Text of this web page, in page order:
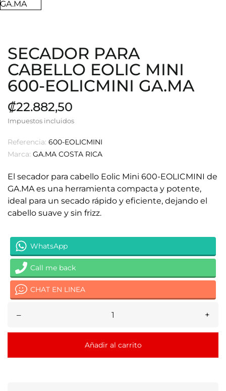
SECADOR PARA
CABELLO EOLIC MINI
600-EOLICMINI GA.MA
₡22.882,50
Impuestos incluidos
Referencia: 600-EOLICMINI
Marca: GA.MA COSTA RICA
El secador para cabello Eolic Mini 600-EOLICMINI de
GA.MA es una herramienta compacta y potente,
ideal para un secado rápido y eficiente, dejando el
cabello suave y sin frizz.
WhatsApp
Call me back
CHAT EN LINEA
– +
Añadir al carrito